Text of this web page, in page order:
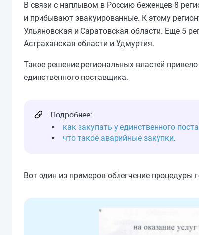
В связи с наплывом в Россию беженцев 8
и прибывают эвакуированные. К этому
Ульяновская и Саратовская области. Еще 5
Астраханская области и Удмуртия.
Такое решение региональных властей
единственного поставщика.
Подробнее:
как закупать у единственного
что такое аварийные закупки.
Вот один из примеров облегчение процедуры